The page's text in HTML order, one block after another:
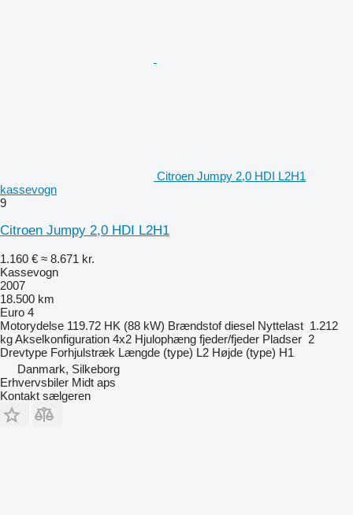
Citroen Jumpy 2,0 HDI L2H1
kassevogn
9
Citroen Jumpy 2,0 HDI L2H1
1.160 € ≈ 8.671 kr.
Kassevogn
2007
18.500 km
Euro 4
Motorydelse 119.72 HK (88 kW) Brændstof diesel Nyttelast 1.212
kgAkselkonfiguration 4x2 Hjulophæng fjeder/fjeder Pladser 2
Drevtype Forhjulstræk Længde (type) L2 Højde (type) H1
Danmark, Silkeborg
Erhvervsbiler Midt aps
Kontakt sælgeren